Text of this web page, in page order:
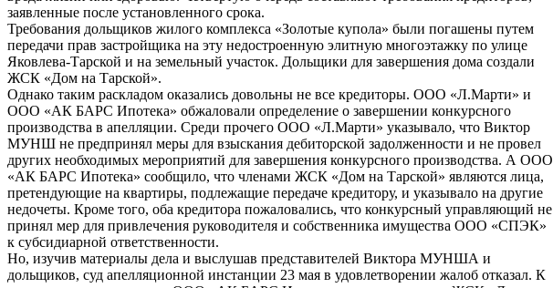
заявленные после установленного срока.
Требования дольщиков жилого комплекса «Золотые купола» были погашены путем
передачи прав застройщика на эту недостроенную элитную многоэтажку по улице
Яковлева-Тарской и на земельный участок. Дольщики для завершения дома создали
ЖСК «Дом на Тарской».
Однако таким раскладом оказались довольны не все кредиторы. ООО «Л.Марти» и
ООО «АК БАРС Ипотека» обжаловали определение о завершении конкурсного
производства в апелляции. Среди прочего ООО «Л.Марти» указывало, что Виктор
МУНШ не предпринял меры для взыскания дебиторской задолженности и не провел
других необходимых мероприятий для завершения конкурсного производства. А ООО
«АК БАРС Ипотека» сообщило, что членами ЖСК «Дом на Тарской» являются лица,
претендующие на квартиры, подлежащие передаче кредитору, и указывало на другие
недочеты. Кроме того, оба кредитора пожаловались, что конкурсный управляющий не
принял мер для привлечения руководителя и собственника имущества ООО «СПЭК»
к субсидиарной ответственности.
Но, изучив материалы дела и выслушав представителей Виктора МУНША и
дольщиков, суд апелляционной инстанции 23 мая в удовлетворении жалоб отказал. К